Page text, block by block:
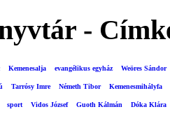
-
Kemenesalja evangélikus egyház Weöres Sándor
Tarrósy Imre Németh Tibor Kemenesmihályfa
sport Vidos József Guoth Kálmán Dóka Klára